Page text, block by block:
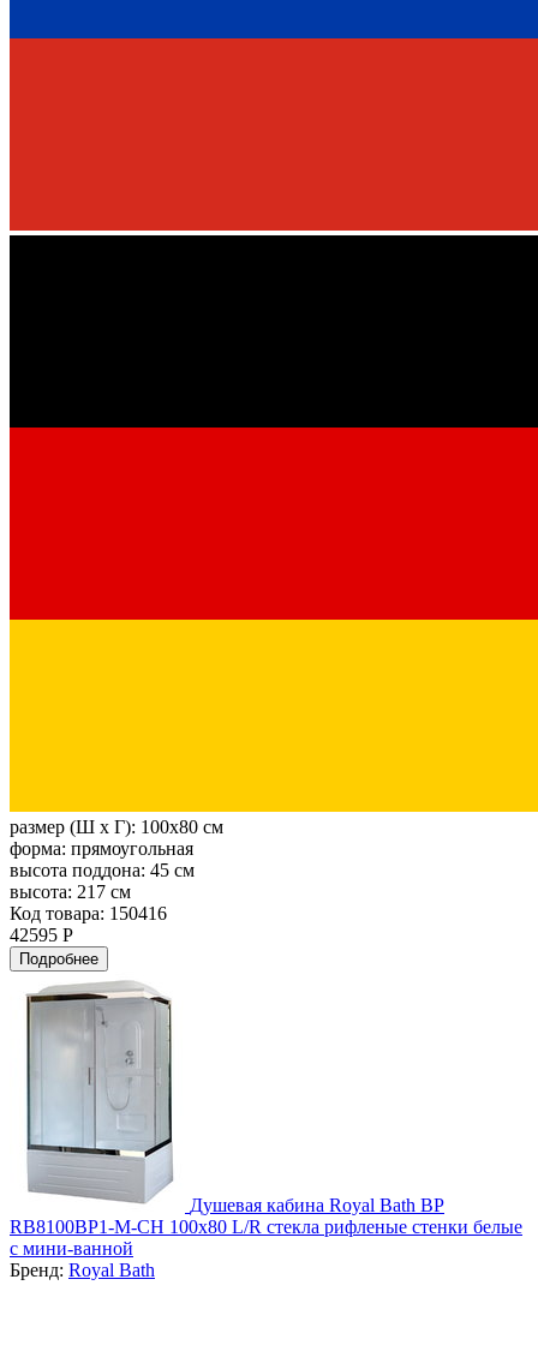
размер (Ш х Г): 100x80 см
форма: прямоугольная
высота поддона: 45 см
высота: 217 см
Код товара: 150416
42595 Р
Подробнее
Душевая кабина Royal Bath BP
RB8100BP1-M-CH 100х80 L/R стекла рифленые стенки белые
с мини-ванной
Бренд: Royal Bath